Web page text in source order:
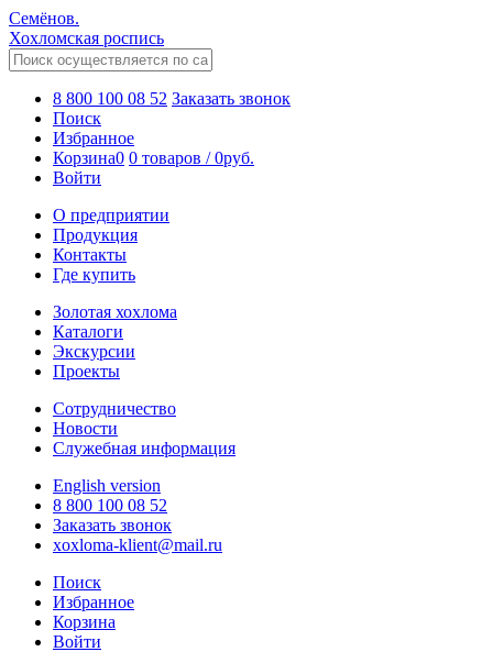
Семёнов.
Хохломская роспись
8 800 100 08 52 Заказать звонок
Поиск
Избранное
Корзина0 0 товаров /0руб.
Войти
О предприятии
Продукция
Контакты
Где купить
Золотая хохлома
Каталоги
Экскурсии
Проекты
Сотрудничество
Новости
Служебная информация
English version
8 800 100 08 52
Заказать звонок
xoxloma-klient@mail.ru
Поиск
Избранное
Корзина
Войти